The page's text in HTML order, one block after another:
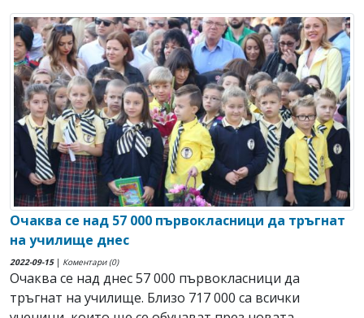
Очаква се над 57 000 първокласници да тръгнат
на училище днес
2022-09-15| Коментари (0)
Очаква се над днес 57 000 първокласници да
тръгнат на училище. Близо 717 000 са всички